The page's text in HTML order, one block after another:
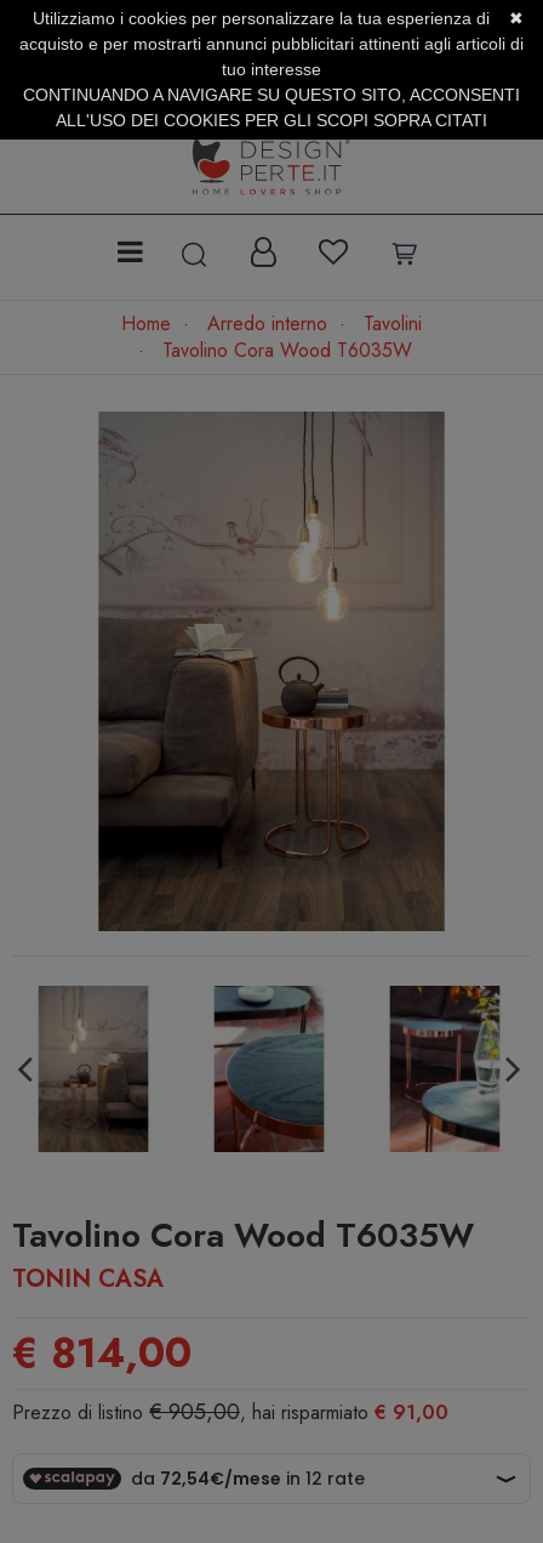
SERVIZIO CLIENTI +39.0773.470.562
SUMMER SALES | Fino al 31 Agosto
Home Arredo interno
Tavolini
Tavolino Cora Wood T6035W
Tavolino Cora Wood T6035W
TONIN CASA
€ 814,00
Prezzo di listino € 905,00, hai risparmiato € 91,00
✖
Utilizziamo i cookies per personalizzare la tua esperienza di
acquisto e per mostrarti annunci pubblicitari attinenti agli articoli di
tuo interesse
CONTINUANDO A NAVIGARE SU QUESTO SITO, ACCONSENTI
ALL'USO DEI COOKIES PER GLI SCOPI SOPRA CITATI